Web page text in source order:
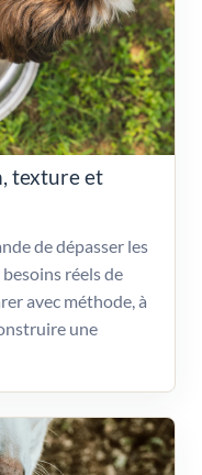
texture et
de dépasser les
réels de
avec méthode, à
une